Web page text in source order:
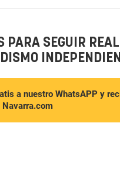
PARA SEGUIR
a nuestro WhatsAPP y
Navarra.com